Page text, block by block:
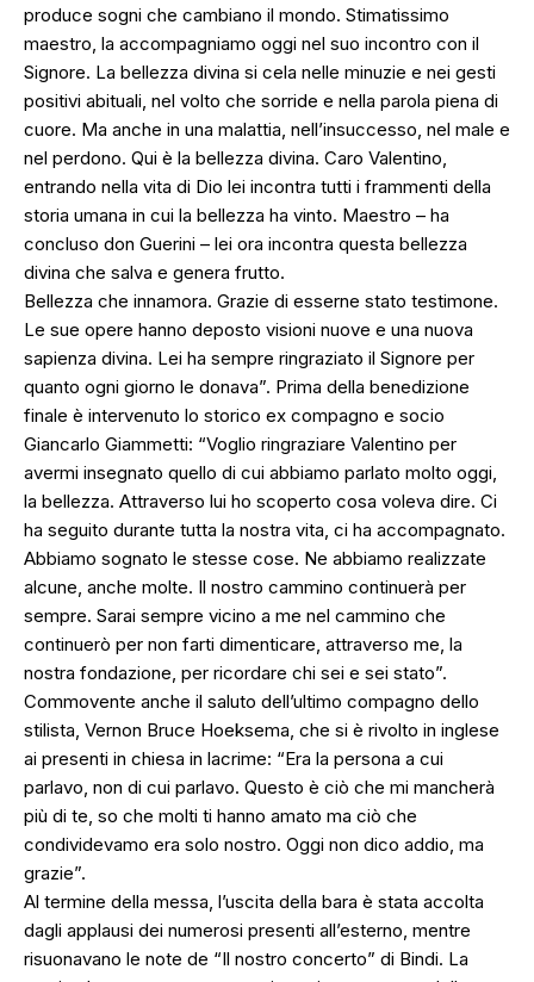
produce sogni che cambiano il mondo. Stimatissimo
maestro, la accompagniamo oggi nel suo incontro con il
Signore. La bellezza divina si cela nelle minuzie e nei gesti
positivi abituali, nel volto che sorride e nella parola piena di
cuore. Ma anche in una malattia, nell’insuccesso, nel male e
nel perdono. Qui è la bellezza divina. Caro Valentino,
entrando nella vita di Dio lei incontra tutti i frammenti della
storia umana in cui la bellezza ha vinto. Maestro – ha
concluso don Guerini – lei ora incontra questa bellezza
divina che salva e genera frutto.
Bellezza che innamora. Grazie di esserne stato testimone.
Le sue opere hanno deposto visioni nuove e una nuova
sapienza divina. Lei ha sempre ringraziato il Signore per
quanto ogni giorno le donava”. Prima della benedizione
finale è intervenuto lo storico ex compagno e socio
Giancarlo Giammetti: “Voglio ringraziare Valentino per
avermi insegnato quello di cui abbiamo parlato molto oggi,
la bellezza. Attraverso lui ho scoperto cosa voleva dire. Ci
ha seguito durante tutta la nostra vita, ci ha accompagnato.
Abbiamo sognato le stesse cose. Ne abbiamo realizzate
alcune, anche molte. Il nostro cammino continuerà per
sempre. Sarai sempre vicino a me nel cammino che
continuerò per non farti dimenticare, attraverso me, la
nostra fondazione, per ricordare chi sei e sei stato”.
Commovente anche il saluto dell’ultimo compagno dello
stilista, Vernon Bruce Hoeksema, che si è rivolto in inglese
ai presenti in chiesa in lacrime: “Era la persona a cui
parlavo, non di cui parlavo. Questo è ciò che mi mancherà
più di te, so che molti ti hanno amato ma ciò che
condividevamo era solo nostro. Oggi non dico addio, ma
grazie”.
Al termine della messa, l’uscita della bara è stata accolta
dagli applausi dei numerosi presenti all’esterno, mentre
risuonavano le note de “Il nostro concerto” di Bindi. La